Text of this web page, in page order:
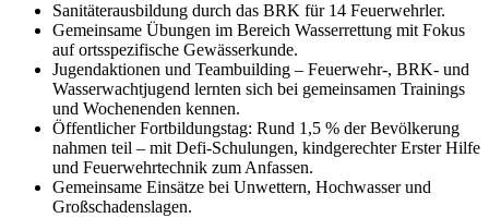
Sanitäterausbildung durch das BRK für 14 Feuerwehrler.
Gemeinsame Übungen im Bereich Wasserrettung mit Fokus
auf ortsspezifische Gewässerkunde.
Jugendaktionen und Teambuilding – Feuerwehr-, BRK- und
Wasserwachtjugend lernten sich bei gemeinsamen Trainings
und Wochenenden kennen.
Öffentlicher Fortbildungstag: Rund 1,5 % der Bevölkerung
nahmen teil – mit Defi-Schulungen, kindgerechter Erster Hilfe
und Feuerwehrtechnik zum Anfassen.
Gemeinsame Einsätze bei Unwettern, Hochwasser und
Großschadenslagen.